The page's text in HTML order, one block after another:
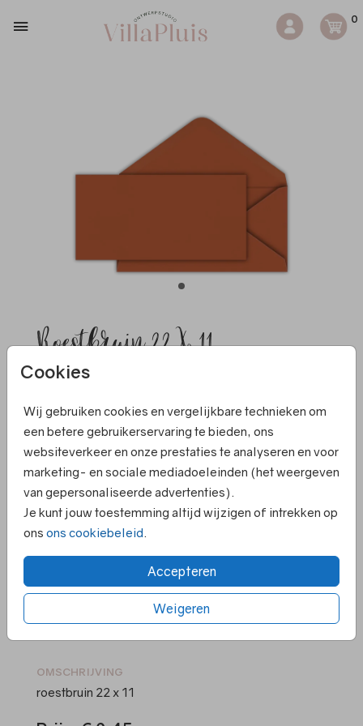
0
Cookies
Wij gebruiken cookies en vergelijkbare technieken om
een betere gebruikerservaring te bieden, ons
websiteverkeer en onze prestaties te analyseren en voor
marketing- en sociale mediadoeleinden (het weergeven
van gepersonaliseerde advertenties).
Je kunt jouw toestemming altijd wijzigen of intrekken op
ons ons cookiebeleid
Accepteren
Weigeren
Roestbruin 22 X 11
Elk kaartje is om te zetten naar een ander
formaat
Persoonlijk contact en hulp bij ontwerpen
Ruime keuze in papiersoorten en kleuren
Voor 18.00 uur besteld ➝ gelijk in productie
Supersnelle levering
OMSCHRIJVING
roestbruin 22 x 11